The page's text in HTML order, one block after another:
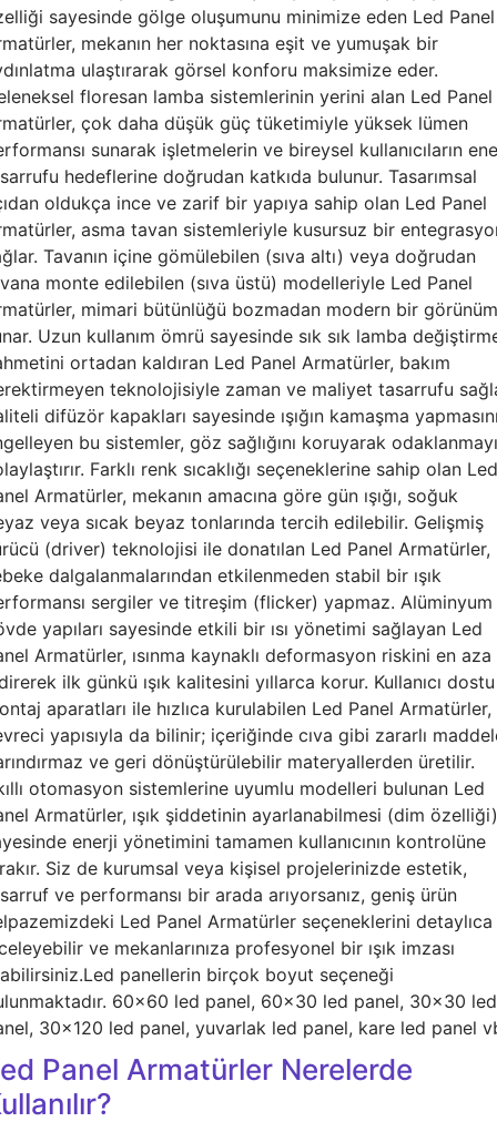
sayesinde gölge oluşumunu minimize eden Led Panel
mekanın her noktasına eşit ve yumuşak bir
ulaştırarak görsel konforu maksimize eder.
floresan lamba sistemlerinin yerini alan Led Panel
çok daha düşük güç tüketimiyle yüksek lümen
sunarak işletmelerin ve bireysel kullanıcıların
hedeflerine doğrudan katkıda bulunur. Tasarımsal
oldukça ince ve zarif bir yapıya sahip olan Led Panel
asma tavan sistemleriyle kusursuz bir
Tavanın içine gömülebilen (sıva altı) veya doğrudan
monte edilebilen (sıva üstü) modelleriyle Led Panel
mimari bütünlüğü bozmadan modern bir görünüm
Uzun kullanım ömrü sayesinde sık sık lamba
ortadan kaldıran Led Panel Armatürler, bakım
teknolojisiyle zaman ve maliyet tasarrufu
difüzör kapakları sayesinde ışığın kamaşma
bu sistemler, göz sağlığını koruyarak odaklanmayı
Farklı renk sıcaklığı seçeneklerine sahip olan Led
Armatürler, mekanın amacına göre gün ışığı, soğuk
veya sıcak beyaz tonlarında tercih edilebilir. Gelişmiş
(driver) teknolojisi ile donatılan Led Panel Armatürler,
dalgalanmalarından etkilenmeden stabil bir ışık
sergiler ve titreşim (flicker) yapmaz. Alüminyum
yapıları sayesinde etkili bir ısı yönetimi sağlayan Led
Armatürler, ısınma kaynaklı deformasyon riskini en aza
ilk günkü ışık kalitesini yıllarca korur. Kullanıcı dostu
aparatları ile hızlıca kurulabilen Led Panel Armatürler,
yapısıyla da bilinir; içeriğinde cıva gibi zararlı
ve geri dönüştürülebilir materyallerden üretilir.
otomasyon sistemlerine uyumlu modelleri bulunan Led
Armatürler, ışık şiddetinin ayarlanabilmesi (dim özelliği)
enerji yönetimini tamamen kullanıcının kontrolüne
Siz de kurumsal veya kişisel projelerinizde estetik,
ve performansı bir arada arıyorsanız, geniş ürün
Led Panel Armatürler seçeneklerini detaylıca
ve mekanlarınıza profesyonel bir ışık imzası
panellerin birçok boyut seçeneği
60x60 led panel, 60x30 led panel, 30x30 led
30x120 led panel, yuvarlak led panel, kare led panel
Panel Armatürler Nerelerde